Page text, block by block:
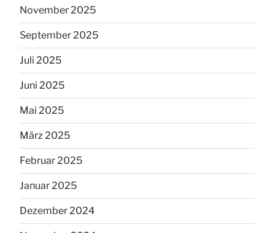
November 2025
September 2025
Juli 2025
Juni 2025
Mai 2025
März 2025
Februar 2025
Januar 2025
Dezember 2024